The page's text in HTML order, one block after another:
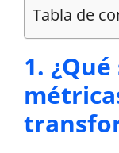
Tabla de
1.